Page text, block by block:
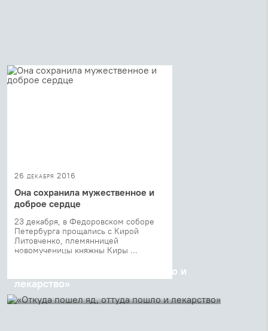
26 декабря 2016
Она сохранила мужественное и
доброе сердце
23 декабря, в Федоровском соборе
Петербурга прощались с Кирой
Литовченко, племянницей
новомученицы княжны Киры ...
28 марта 2016
«Откуда пошел яд, оттуда пошло и
лекарство»